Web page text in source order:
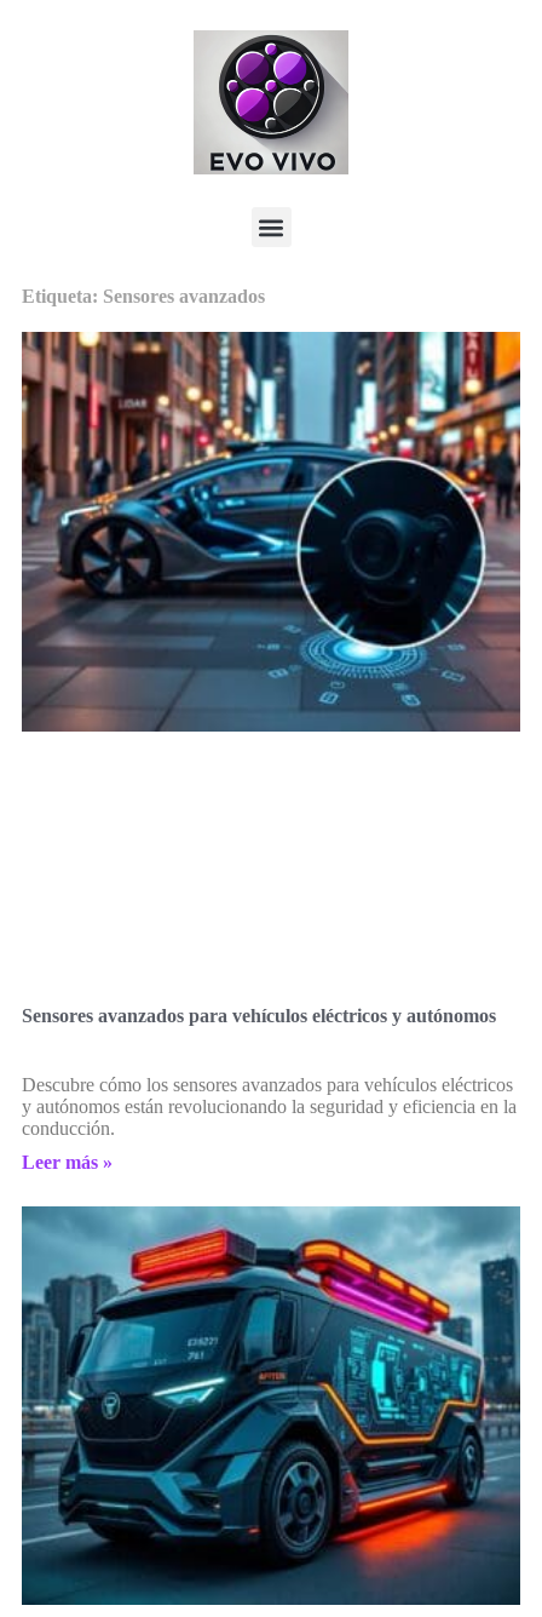
Etiqueta: Sensores avanzados
Sensores avanzados para vehículos eléctricos y autónomos
Descubre cómo los sensores avanzados para vehículos eléctricos
y autónomos están revolucionando la seguridad y eficiencia en la
conducción.
Leer más »